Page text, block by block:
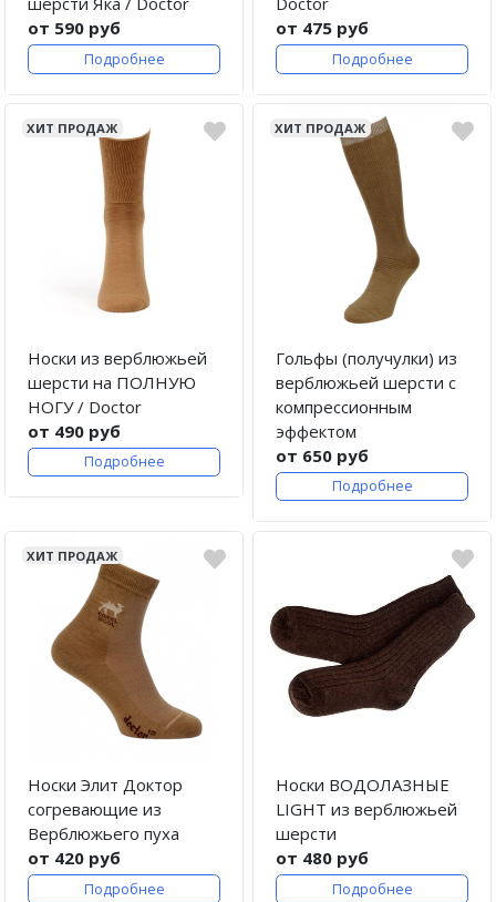
от 590 руб
Подробнее
от 475 руб
Подробнее
ХИТ ПРОДАЖ
Носки из верблюжьей
шерсти на ПОЛНУЮ
НОГУ / Doctor
от 490 руб
Подробнее
ХИТ ПРОДАЖ
Гольфы (получулки) из
верблюжьей шерсти с
компрессионным
эффектом
от 650 руб
Подробнее
ХИТ ПРОДАЖ
Носки Элит Доктор
согревающие из
Верблюжьего пуха
от 420 руб
Подробнее
Носки ВОДОЛАЗНЫЕ
LIGHT из верблюжьей
шерсти
от 480 руб
Подробнее